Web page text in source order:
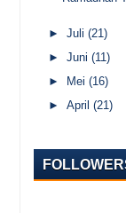
► Juli (21)
► Juni (11)
►
Mei (16)
► April (21)